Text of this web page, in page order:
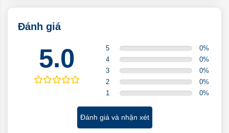
Đánh giá
5.0 5 0%
4
0%
3
0%
2
0%
1
0%
Đánh giá và nhận xét